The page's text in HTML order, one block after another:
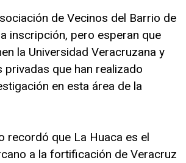
de Vecinos del Barrio de
inscripción, pero esperan que
la Universidad Veracruzana y
privadas que han realizado
en esta área de la
recordó que La Huaca es el
a la fortificación de Veracruz